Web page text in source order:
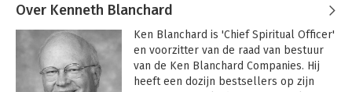
Over Kenneth Blanchard
Ken Blanchard is 'Chief Spiritual Officer'
en voorzitter van de raad van bestuur
van de Ken Blanchard Companies. Hij
heeft een dozijn bestsellers op zijn